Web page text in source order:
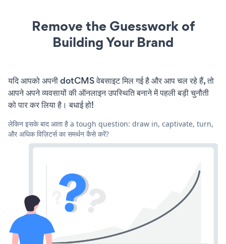
Remove the Guesswork of
Building Your Brand
यदि आपको अपनी dotCMS वेबसाइट मिल गई है और आप चल रहे हैं, तो
आपने अपने व्यवसायों की ऑनलाइन उपस्थिति बनाने में पहली बड़ी चुनौती
को पार कर लिया है। बधाई हो!
लेकिन इसके बाद आता है a tough question: draw in, captivate, turn,
और अधिक विज़िटर्स का समर्थन कैसे करें?